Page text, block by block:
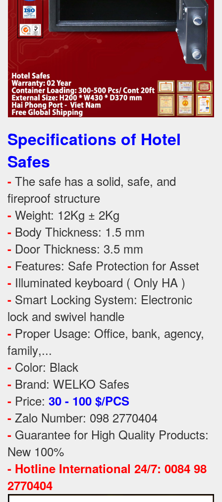
Specifications of Hotel
Safes
- The safe has a solid, safe, and
fireproof structure
- Weight: 12Kg ± 2Kg
- Body Thickness: 1.5 mm
- Door Thickness: 3.5 mm
- Features: Safe Protection for Asset
- Illuminated keyboard ( Only HA )
- Smart Locking System: Electronic
lock and swivel handle
- Proper Usage: Office, bank, agency,
family,...
- Color: Black
- Brand: WELKO Safes
- Price: 30 - 100 $/PCS
- Zalo Number: 098 2770404
- Guarantee for High Quality Products:
New 100%
- Hotline International 24/7: 0084 98
2770404